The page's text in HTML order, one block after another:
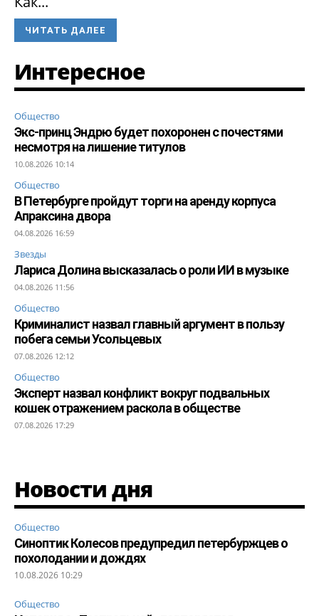
ЧИТАТЬ ДАЛЕЕ
Интересное
Общество
Экс-принц Эндрю будет похоронен с почестями
несмотря на лишение титулов
10.08.2026 10:14
Общество
В Петербурге пройдут торги на аренду корпуса
Апраксина двора
04.08.2026 16:59
Звезды
Лариса Долина высказалась о роли ИИ в музыке
04.08.2026 11:56
Общество
Криминалист назвал главный аргумент в пользу
побега семьи Усольцевых
07.08.2026 12:12
Общество
Эксперт назвал конфликт вокруг подвальных
кошек отражением раскола в обществе
07.08.2026 17:29
Новости дня
Общество
Синоптик Колесов предупредил петербуржцев о
похолодании и дождях
10.08.2026 10:29
Общество